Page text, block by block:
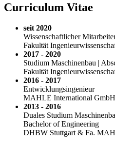
Curriculum Vitae
seit 2020
Wissenschaftlicher
Fakultät
2017 - 2020
Studium Maschinenbau |
Fakultät
2016 - 2017
Entwicklungsingenieur
MAHLE International
2013 - 2016
Duales Studium
Bachelor of Engineering
DHBW Stuttgart & Fa.